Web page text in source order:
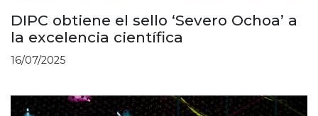
DIPC obtiene el sello ‘Severo Ochoa’ a
la excelencia científica
16/07/2025